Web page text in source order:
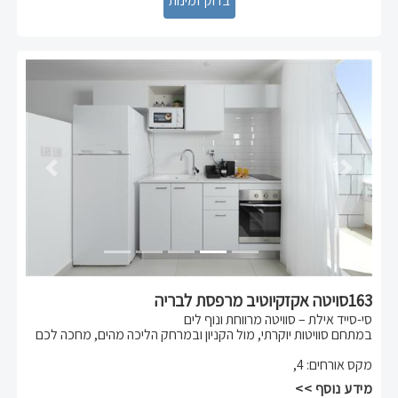
Next
163סויטה אקזקיוטיב מרפסת לבריה
סי-סייד אילת – סוויטה מרווחת ונוף לים
במתחם סוויטות יוקרתי, מול הקניון ובמרחק הליכה מהים, מחכה לכם
הסוויטה כוללת:
מקס אורחים:
4
,
מידע נוסף >>